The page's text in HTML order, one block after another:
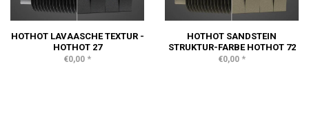
HOTHOT LAVAASCHE TEXTUR -
HOTHOT 27
€0,00 *
HOTHOT SANDSTEIN
STRUKTUR-FARBE HOTHOT 72
€0,00 *